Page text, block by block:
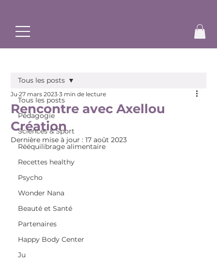
Tous les posts
Pédagogie
Sciences & Sport
Rééquilibrage alimentaire
Recettes healthy
Psycho
Wonder Nana
Beauté et Santé
Partenaires
Happy Body Center
Ju
Tous les posts
Rencontre avec Axellou
Création
Ju 27 mars 2023 3 min de lecture
Dernière mise à jour :17 août 2023